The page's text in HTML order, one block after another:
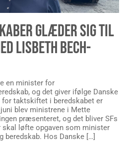
GLÆDER SIG TIL
LISBETH BECH-
en minister for
og det giver ifølge Danske
for taktskiftet i beredskabet er
blev ministrene i Mette
præsenteret, og det bliver SFs
skal løfte opgaven som minister
beredskab. Hos Danske […]